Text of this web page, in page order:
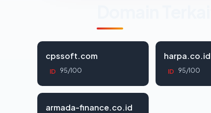
cpssoft.com
ID 95/100
harpa.co.id
ID 95/100
armada-finance.co.id